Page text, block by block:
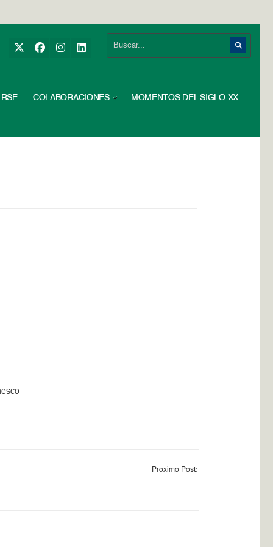
RSE COLABORACIONES MOMENTOS DEL SIGLO XX
Proximo Post: